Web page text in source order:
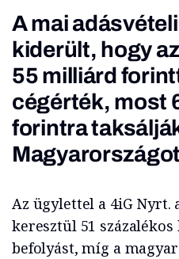
A mai
kiderült, hogy
55 milliárd
cégérték, most
forintra
Az ügylettel a 4iG Nyrt.
keresztül 51
befolyást, míg a